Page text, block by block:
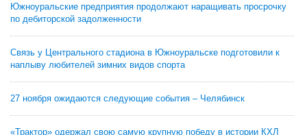
Южноуральские предприятия продолжают наращивать просрочку
по дебиторской задолженности
Связь у Центрального стадиона в Южноуральске подготовили к
наплыву любителей зимних видов спорта
27 ноября ожидаются следующие события – Челябинск
«Трактор» одержал свою самую крупную победу в истории КХЛ